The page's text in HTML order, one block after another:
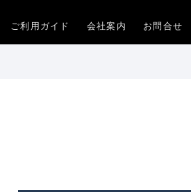
ご利用ガイド 会社案内 お問合せ